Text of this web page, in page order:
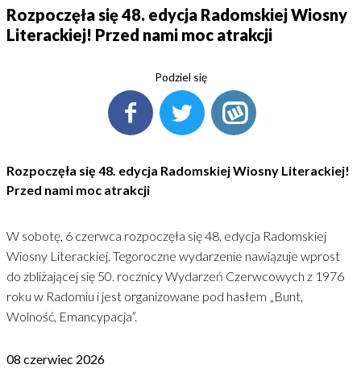
Rozpoczęła się 48. edycja Radomskiej Wiosny
Literackiej! Przed nami moc atrakcji
Podziel się
Rozpoczęła się 48. edycja Radomskiej Wiosny Literackiej!
Przed nami moc atrakcji
W sobotę, 6 czerwca rozpoczęła się 48. edycja Radomskiej
Wiosny Literackiej. Tegoroczne wydarzenie nawiązuje wprost
do zbliżającej się 50. rocznicy Wydarzeń Czerwcowych z 1976
roku w Radomiu i jest organizowane pod hasłem „Bunt,
Wolność, Emancypacja”.
08 czerwiec 2026